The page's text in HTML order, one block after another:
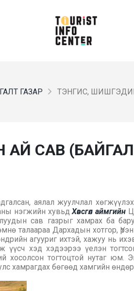
ГАЗАР ТЭНГИС,
САВ
аялал жуулчлал
нэгжийн хувьд Хөвсгөл аймгийн
сав газрыг хамрах ба
талаараа Дархадын хотгор,
агууриг ихтэй, хажуу нь
үүсч хэд хэдээрээ үелэн
хосолсон тогтоцтой нутаг
хамрагдах бөгөөд хамгийн